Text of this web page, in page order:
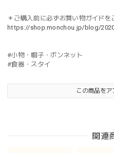
＊ご購入前に必ずお買い物ガイドを
https://shop.monchou.jp/blog/
#小物・帽子・ボンネット
#食器・スタイ
この商品をア
関連